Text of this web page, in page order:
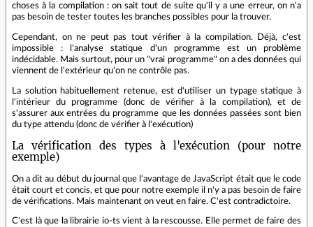
choses à la compilation : on sait tout de suite qu'il y a une erreur, on n'a
pas besoin de tester toutes les branches possibles pour la trouver.
Cependant, on ne peut pas tout vérifier à la compilation. Déjà, c'est
impossible : l'analyse statique d'un programme est un problème
indécidable. Mais surtout, pour un "vrai programme" on a des données qui
viennent de l'extérieur qu'on ne contrôle pas.
La solution habituellement retenue, est d'utiliser un typage statique à
l'intérieur du programme (donc de vérifier à la compilation), et de
s'assurer aux entrées du programme que les données passées sont bien
du type attendu (donc de vérifier à l'exécution)
La vérification des types à l'exécution (pour notre
exemple)
On a dit au début du journal que l'avantage de JavaScript était que le code
était court et concis, et que pour notre exemple il n'y a pas besoin de faire
de vérifications. Mais maintenant on veut en faire. C'est contradictoire.
C'est là que la librairie io-ts vient à la rescousse. Elle permet de faire des